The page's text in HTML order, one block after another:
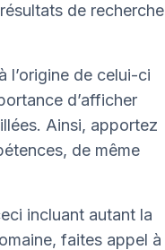
de recherche
l’origine de celui-ci
d’afficher
Ainsi, apportez
de même
incluant autant la
faites appel à